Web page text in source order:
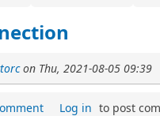
on Thu, 2021-08-05 09:39
Log in to post